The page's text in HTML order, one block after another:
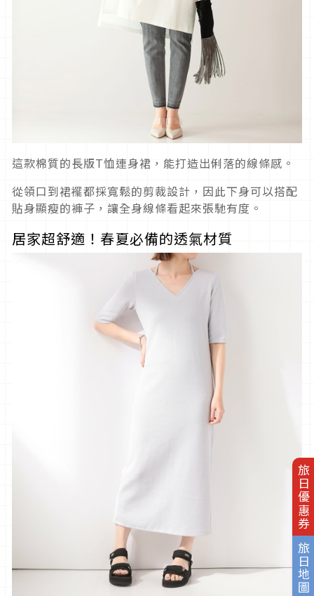
旅日優惠券
旅日地圖
這款棉質的長版T恤連身裙，能打造出俐落的線條感。
從領口到裙襬都採寬鬆的剪裁設計，因此下身可以搭配
貼身顯瘦的褲子，讓全身線條看起來張馳有度。
居家超舒適！春夏必備的透氣材質